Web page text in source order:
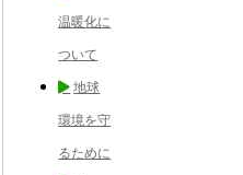
温暖化に
ついて
地球
環境を守
るために